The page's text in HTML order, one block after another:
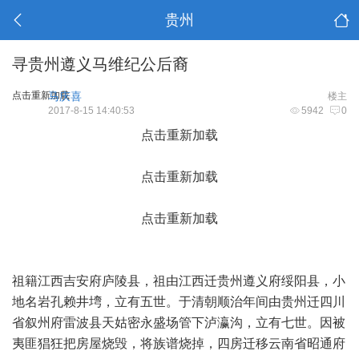
贵州
寻贵州遵义马维纪公后裔
点击重新加载 楼主
马庆喜
5942 0
2017-8-15 14:40:53
点击重新加载
点击重新加载
点击重新加载
祖籍江西吉安府庐陵县，祖由江西迁贵州遵义府绥阳县，小
地名岩孔赖井塆，立有五世。于清朝顺治年间由贵州迁四川
省叙州府雷波县天姑密永盛场管下泸瀛沟，立有七世。因被
夷匪猖狂把房屋烧毁，将族谱烧掉，四房迁移云南省昭通府